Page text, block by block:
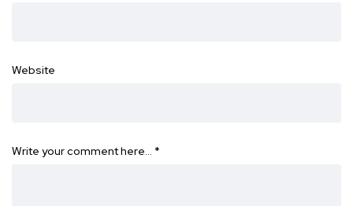
Website
Write your comment here… *